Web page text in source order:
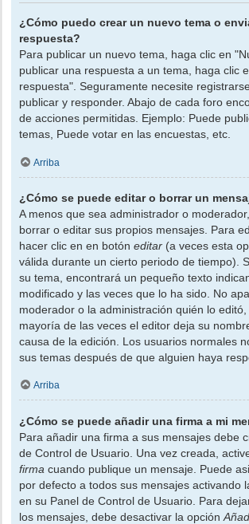
¿Cómo puedo crear un nuevo tema o
respuesta?
Para publicar un nuevo tema, haga clic en
publicar una respuesta a un tema, haga clic
respuesta". Seguramente necesite
publicar y responder. Abajo de cada foro
de acciones permitidas. Ejemplo: Puede
temas, Puede votar en las encuestas, etc.
Arriba
¿Cómo se puede editar o borrar un
A menos que sea administrador o
borrar o editar sus propios mensajes. Para
hacer clic en en botón editar (a veces esta
válida durante un cierto periodo de tiempo).
su tema, encontrará un pequeño texto
modificado y las veces que lo ha sido. No
moderador o la administración quién lo
mayoría de las veces el editor deja su
causa de la edición. Los usuarios normales
sus temas después de que alguien haya
Arriba
¿Cómo se puede añadir una firma a mi
Para añadir una firma a sus mensajes debe
de Control de Usuario. Una vez creada,
firma cuando publique un mensaje. Puede
por defecto a todos sus mensajes activando
en su Panel de Control de Usuario. Para
los mensajes, debe desactivar la opción